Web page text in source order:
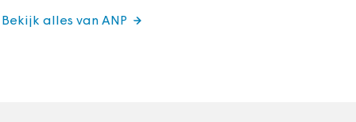
Bekijk alles van ANP